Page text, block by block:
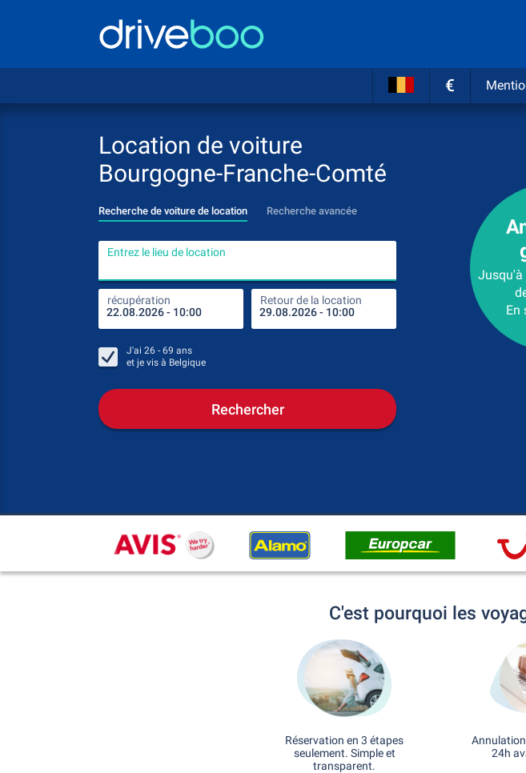
€
Location de voiture
Bourgogne-Franche-Comté
Recherche de voiture de location Recherche avancée
Entrez le lieu de location
récupération Retour de la location
Entrez le lieu de location
endroit de retour
J'ai 26 - 69 ans
et je vis à Belgique
Rechercher
Jusqu'à
En
C'est pourquoi les
Réservation en 3 étapes
seulement. Simple et
transparent.
24h